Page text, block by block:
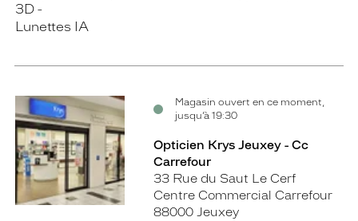
3D
Lunettes IA
Magasin ouvert en ce moment,
jusqu’à 19:30
Opticien Krys Jeuxey - Cc
Carrefour
33 Rue du Saut Le Cerf
Centre Commercial Carrefour
88000 Jeuxey